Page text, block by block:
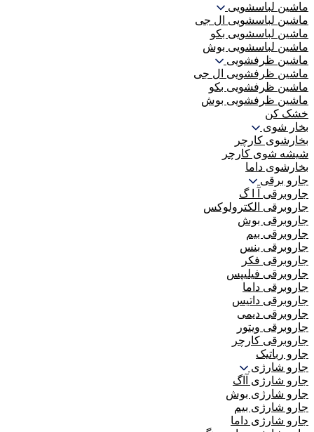
ماشین لباسشویی
ماشین لباسشویی ال جی
ماشین لباسشویی بکو
ماشین لباسشویی بوش
ماشین ظرفشویی
ماشین ظرفشویی ال جی
ماشین ظرفشویی بکو
ماشین ظرفشویی بوش
خشک کن
بخار شوی
بخارشوی کارچر
شیشه شوی کارچر
بخارشوی داما
جارو برقی
جاروبرقی آ ا گ
جاروبرقی الکترولوکس
جاروبرقی بوش
جاروبرقی بیم
جاروبرقی بنس
جاروبرقی فکر
جاروبرقی فیلیپس
جاروبرقی داما
جاروبرقی داتیس
جاروبرقی دیمی
جاروبرقی ویتور
جاروبرقی کارچر
جارو رباتیک
جارو شارژی
جارو شارژی آاگ
جارو شارژی بوش
جارو شارژی بیم
جارو شارژی داما